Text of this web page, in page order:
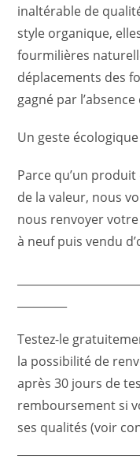
inaltérable de
style organique,
fourmilières
déplacements des
gagné par
Un geste
Parce qu’un
de la valeur, nous
nous renvoyer
à neuf puis vendu
Testez-le
la possibilité de
après 30 jours de
remboursement si
ses qualités (voir